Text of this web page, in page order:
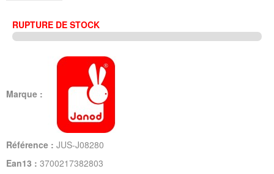
RUPTURE DE STOCK
Marque :
Référence : JUS-J08280
Ean13 : 3700217382803